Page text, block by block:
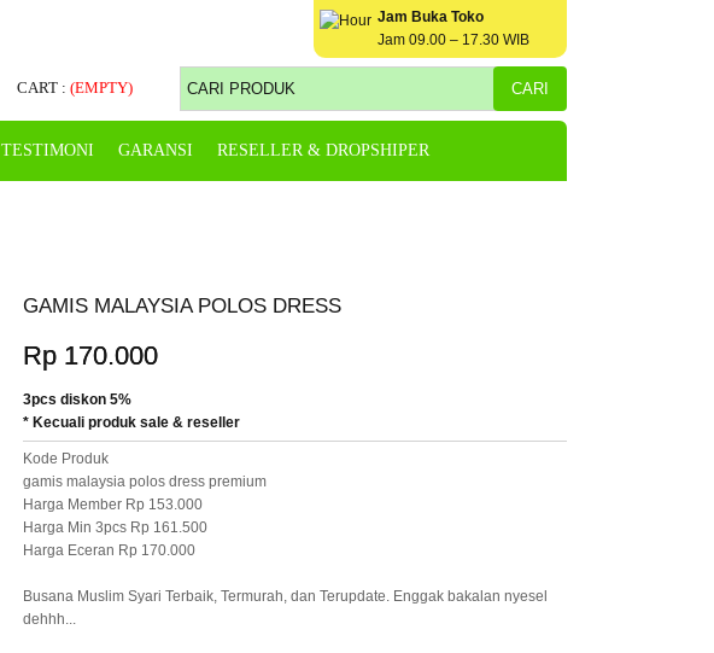
CART : (EMPTY)
Jam Buka Toko
Jam 09.00 – 17.30 WIB
TESTIMONI GARANSI RESELLER & DROPSHIPER
GAMIS MALAYSIA POLOS DRESS
Rp 170.000
3pcs diskon 5%
* Kecuali produk sale & reseller
Kode Produk
gamis malaysia polos dress premium
Harga Member Rp 153.000
Harga Min 3pcs Rp 161.500
Harga Eceran Rp 170.000
Busana Muslim Syari Terbaik, Termurah, dan Terupdate. Enggak bakalan nyesel
dehhh...